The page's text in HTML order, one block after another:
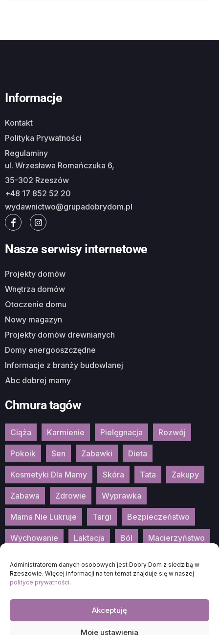
Administratorem danych osobowych jest Dobry Dom z siedzibą w
Rzeszowie. Więcej informacji na ten temat znajduje się w naszej
polityce prywatności.
Akceptuję
Moje ustawienia
Informacje
Kontakt
Polityka Prywatności
Regulaminy
ul. Wrzesława Romańczuka 6,
35-302 Rzeszów
+48 17 852 52 20
wydawnictwo@grupadobrydom.pl
Nasze serwisy internetowe
Projekty domów
Wnętrza domów
Otoczenie domu
Nowy magazyn
Projekty domów drewnianych
Domy energooszczędne
Informacje z branży budowlanej
Abc dobrej mamy
Chmura tagów
Ciąża Karmienie Pielęgnacja Rozwój
Pokoik Sen Zabawki Dieta
Kosmetyki Dla Mamy Skóra Tata Zakupy
Zabawa Zdrowie Wyprawka
Mama Nie Lukruje Targi Bezpieczeństwo
Wychowanie Laktacja Ból Macierzyństwo
DOBRA-MAMA.PL